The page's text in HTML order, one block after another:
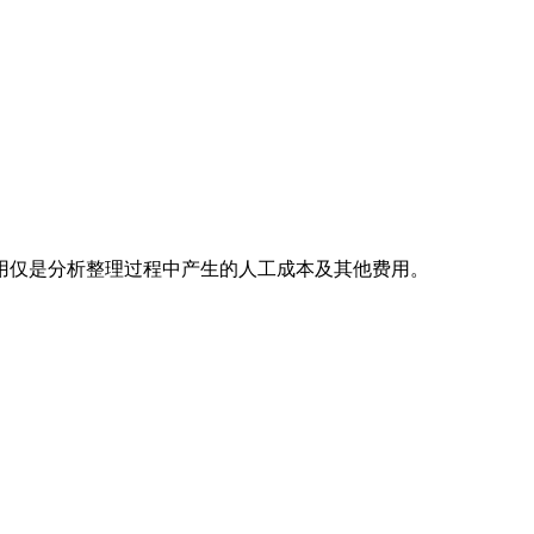
是分析整理过程中产生的人工成本及其他费用。